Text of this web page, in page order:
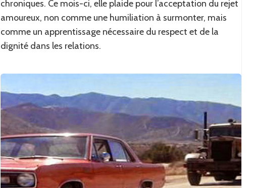
chroniques. Ce mois-ci, elle plaide pour l’acceptation du rejet
amoureux, non comme une humiliation à surmonter, mais
comme un apprentissage nécessaire du respect et de la
dignité dans les relations.